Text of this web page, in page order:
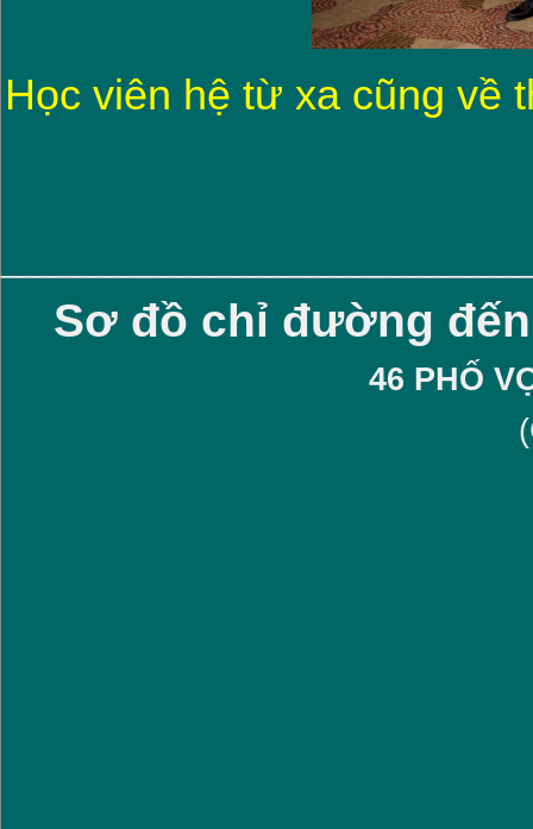
Học viên hệ từ xa cũng về
Sơ đồ chỉ đường đến
46 PHỐ